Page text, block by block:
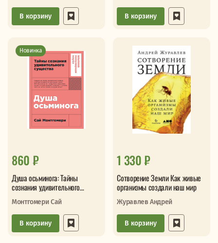
В корзину В корзину
Новинка
860 ₽
Душа осьминога: Тайны
сознания удивительного
Монтгомери Сай
В корзину
1 330 ₽
Сотворение Земли Как живые
организмы создали наш мир
Журавлев Андрей
В корзину